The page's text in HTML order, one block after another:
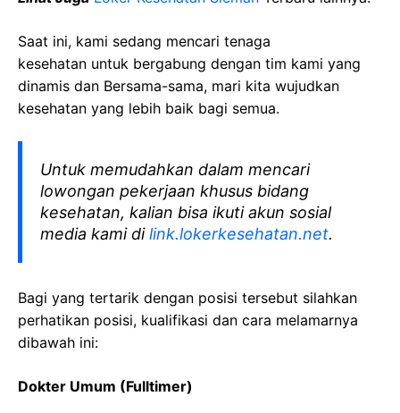
Saat ini, kami sedang mencari tenaga
kesehatan untuk bergabung dengan tim kami yang
dinamis dan Bersama-sama, mari kita wujudkan
kesehatan yang lebih baik bagi semua.
Untuk memudahkan dalam mencari
lowongan pekerjaan khusus bidang
kesehatan, kalian bisa ikuti akun sosial
media kami dilink.lokerkesehatan.net.
Bagi yang tertarik dengan posisi tersebut silahkan
perhatikan posisi, kualifikasi dan cara melamarnya
dibawah ini:
Dokter Umum (Fulltimer)